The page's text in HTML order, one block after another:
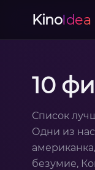
KinoIdea
10
Список
Одни из
безумие,